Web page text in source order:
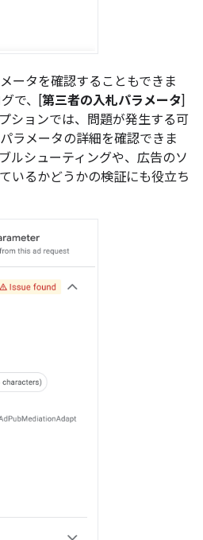
ータを確認することもできま
で、[第三者の入札パラメータ]
ションでは、問題が発生する可
ラメータの詳細を確認できま
ルシューティングや、広告のソ
いるかどうかの検証にも役立ち